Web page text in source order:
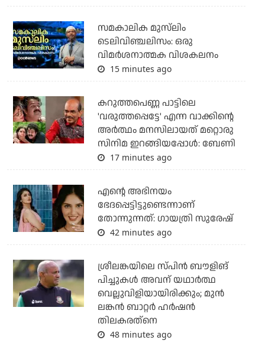
സമകാലിക മുസ്‌ലിം
ടെലിവിഞ്ചലിസം: ഒരു
വിമര്‍ശനാത്മക വിശകലനം
15 minutes ago
കറുത്തപെണ്ണ പാട്ടിലെ
'വരുത്തപ്പെട്ടേ' എന്ന വാക്കിന്റെ
അർത്ഥം മനസിലായത് മറ്റൊരു
സിനിമ ഇറങ്ങിയപ്പോൾ: ബേണി
17 minutes ago
എന്റെ അഭിനയം
ഭേദപ്പെട്ടിട്ടുണ്ടെന്നാണ്
തോന്നുന്നത്: ഗായത്രി സുരേഷ്
42 minutes ago
ശ്രീലങ്കയിലെ സ്പിന്‍ ബൗളിങ്
പിച്ചുകള്‍ അവന് യഥാര്‍ത്ഥ
വെല്ലുവിളിയായിരിക്കും; മുന്‍
ലങ്കന്‍ ബാറ്റര്‍ ഹര്‍ഷന്‍
തിലകരത്‌നെ
48 minutes ago